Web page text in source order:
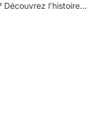
Découvrez l’histoire…